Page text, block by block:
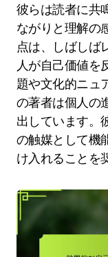
彼らは読者に共
ながりと理解の
点は、しばしば
人が自己価値を
題や文化的ニュ
の著者は個人の
出しています。
の触媒として機
け入れることを